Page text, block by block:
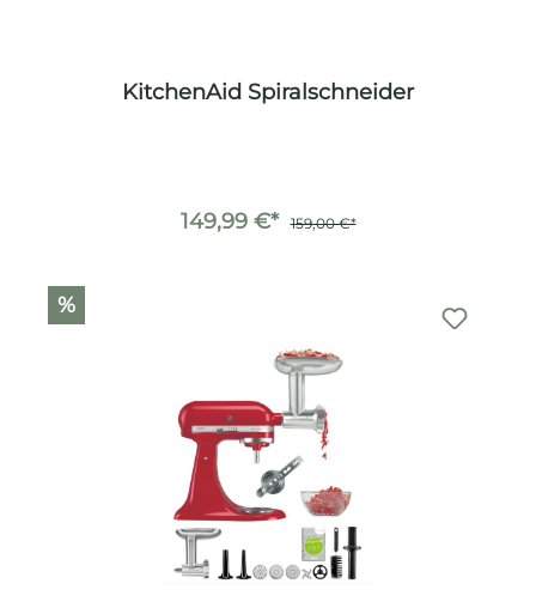
KitchenAid Spiralschneider
149,99 €* 159,00 €*
%